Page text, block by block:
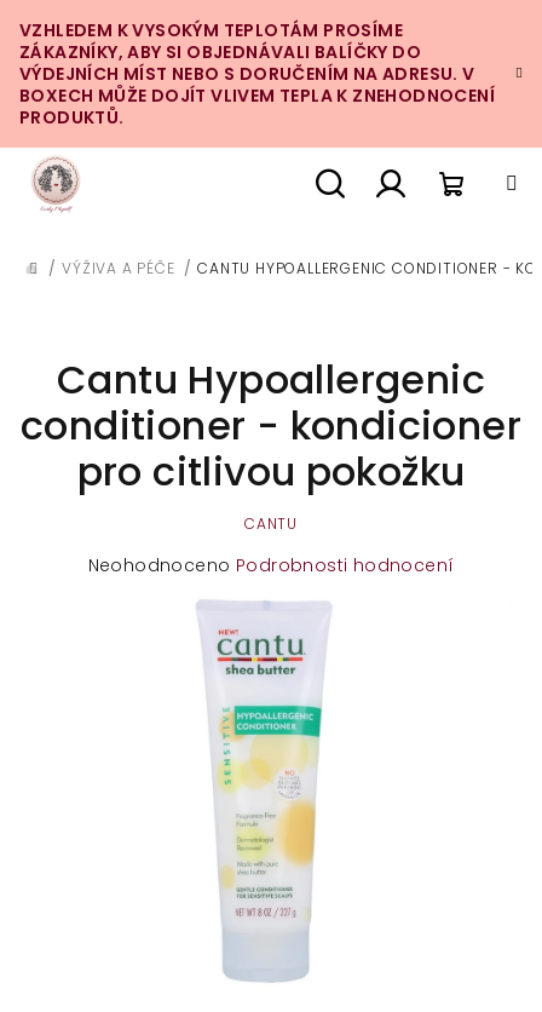
na
obsah
VZHLEDEM K VYSOKÝM TEPLOTÁM PROSÍME
ZÁKAZNÍKY, ABY SI OBJEDNÁVALI BALÍČKY DO
VÝDEJNÍCH MÍST NEBO S DORUČENÍM NA ADRESU. V
BOXECH MŮŽE DOJÍT VLIVEM TEPLA K ZNEHODNOCENÍ
PRODUKTŮ.
DOMŮ
/ VÝŽIVA A PÉČE / CANTU HYPOALLERGENIC CONDITIONER -
Cantu Hypoallergenic
conditioner - kondicioner
pro citlivou pokožku
CANTU
Průměrné
Neohodnoceno Podrobnosti hodnocení